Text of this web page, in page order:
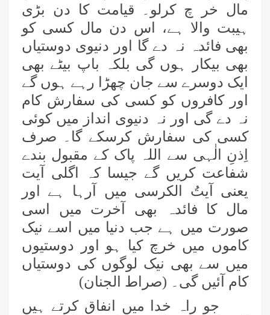
مال خر چ کرلو۔ قیامت کا دن بڑی
ہیبت والا ہے، اس دن مال کسی کو
بھی فائدہ نہ دے گا اور دنیوی دوستیاں
بھی بیکار ہوں گی بلکہ باپ بیٹے بھی
ایک دوسرے سے جان چھڑا رہے ہوں گے
اور کافروں کو کسی کی سفارش کام
نہ دے گی اور نہ دنیوی انداز میں کوئی
کسی کی سفارش کرسکے گا۔ صرف
اِذنِ الٰہی سے اللہ پاک کے مقبول بندے
شفاعت کریں گے جیسا کہ اگلی آیت
یعنی آیتُ الکرسی میں آرہا ہے اور
مال کا فائدہ بھی آخرت میں اسی
صورت میں ہے جب دنیا میں اسے نیک
کاموں میں خرچ کیا ہو اور دوستیوں
میں سے بھی نیک لوگوں کی دوستیاں
کام آئیں گی۔ (صراط الجنان)
جو راہ خدا میں انفاق کرتے ہیں